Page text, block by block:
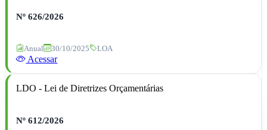
Nº 626/2026
Anual 30/10/2025 LOA
Acessar
LDO - Lei de Diretrizes Orçamentárias
Nº 612/2026